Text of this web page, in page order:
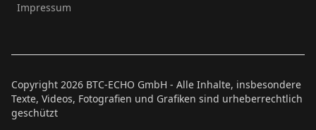
Impressum
Copyright 2026 BTC-ECHO GmbH - Alle Inhalte, insbesondere
Texte, Videos, Fotografien und Grafiken sind urheberrechtlich
geschützt